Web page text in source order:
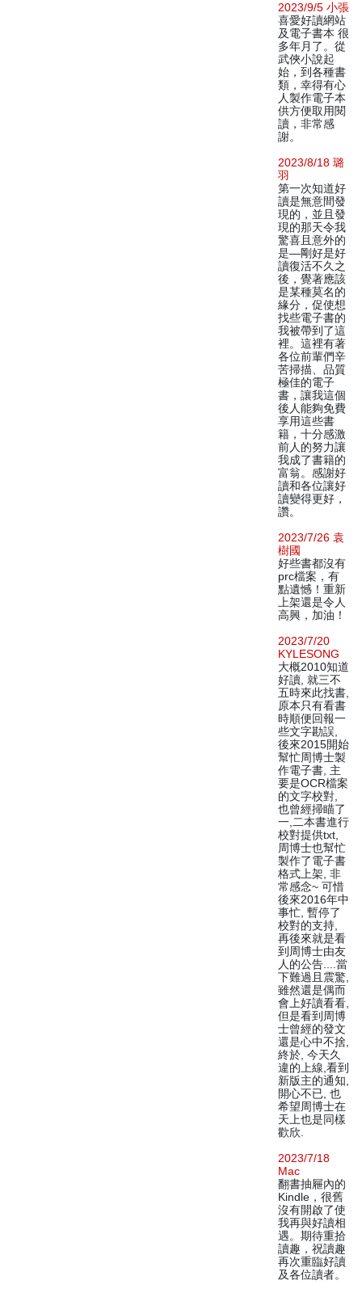
2023/9/5 小張
喜愛好讀網站
及電子書本 很
多年月了。從
武俠小說起
始，到各種書
類，幸得有心
人製作電子本
供方便取用閱
讀，非常感
謝。
2023/8/18 璐
羽
第一次知道好
讀是無意間發
現的，並且發
現的那天令我
驚喜且意外的
是—剛好是好
讀復活不久之
後，覺著應該
是某種莫名的
緣分，促使想
找些電子書的
我被帶到了這
裡。這裡有著
各位前輩們辛
苦掃描、品質
極佳的電子
書，讓我這個
後人能夠免費
享用這些書
籍，十分感激
前人的努力讓
我成了書籍的
富翁。感謝好
讀和各位讓好
讀變得更好，
讚。
2023/7/26 袁
樹國
好些書都沒有
prc檔案，有
點遺憾！重新
上架還是令人
高興，加油！
2023/7/20
KYLESONG
大概2010知道
好讀, 就三不
五時來此找書,
原本只有看書
時順便回報一
些文字勘誤,
後來2015開始
幫忙周博士製
作電子書, 主
要是OCR檔案
的文字校對,
也曾經掃瞄了
一,二本書進行
校對提供txt,
周博士也幫忙
製作了電子書
格式上架, 非
常感念~ 可惜
後來2016年中
事忙, 暫停了
校對的支持,
再後來就是看
到周博士由友
人的公告....當
下難過且震驚,
雖然還是偶而
會上好讀看看,
但是看到周博
士曾經的發文
還是心中不捨,
終於, 今天久
違的上線,看到
新版主的通知,
開心不已, 也
希望周博士在
天上也是同樣
歡欣.
2023/7/18
Mac
翻書抽屜內的
Kindle，很舊
沒有開啟了使
我再與好讀相
遇。期待重拾
讀趣，祝讀趣
再次重臨好讀
及各位讀者。